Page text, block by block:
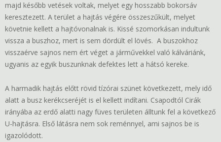
majd később vetések voltak, melyet egy hosszabb bokorsáv
keresztezett. A terület a hajtás végére összeszűkült, melyet
követnie kellett a hajtóvonalnak is. Kissé szomorkásan indultunk
vissza a buszhoz, mert is sem dördült el lövés. A buszokhoz
visszaérve sajnos nem ért véget a járművekkel való kálváriánk,
ugyanis az egyik buszunknak defektes lett a hátsó kereke.
A harmadik hajtás előtt rövid tízórai szünet következett, mely idő
alatt a busz kerékcseréjét is el kellett indítani. Csapodtól Cirák
irányába az erdő alatti nagy füves területen álltunk fel a következő
U-hajtásra. Első látásra nem sok reménnyel, ami sajnos be is
igazolódott.